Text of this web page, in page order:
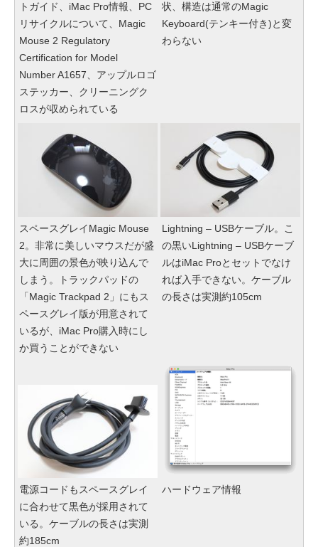
トガイド、iMac Pro情報、PC
リサイクルについて、Magic
Mouse 2 Regulatory
Certification for Model
Number A1657、アップルロゴ
ステッカー、クリーニングク
ロスが収められている
状、構造は通常のMagic
Keyboard(テンキー付き)と変
わらない
スペースグレイMagic Mouse
2。非常に美しいマウスだが盛
大に周囲の景色が映り込んで
しまう。トラックパッドの
「Magic Trackpad 2」にもス
ペースグレイ版が用意されて
いるが、iMac Pro購入時にし
か買うことができない
Lightning – USBケーブル。こ
の黒いLightning – USBケーブ
ルはiMac Proとセットでなけ
れば入手できない。ケーブル
の長さは実測約105cm
電源コードもスペースグレイ
に合わせて黒色が採用されて
いる。ケーブルの長さは実測
約185cm
ハードウェア情報